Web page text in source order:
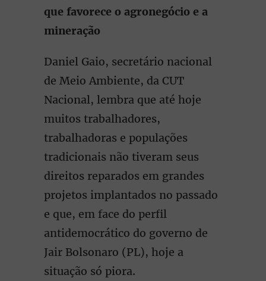
que favorece o agronegócio e a
mineração
Daniel Gaio, secretário nacional
de Meio Ambiente, da CUT
Nacional, lembra que até hoje
muitos trabalhadores,
trabalhadoras e populações
tradicionais não tiveram seus
direitos reparados em grandes
projetos implantados no passado
e que, em face do perfil
antidemocrático do governo de
Jair Bolsonaro (PL), hoje a
situação só piora.